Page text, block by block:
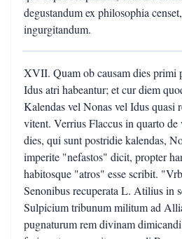
degustandum ex philosophia
ingurgitandum.
XVII. Quam ob causam dies primi
Idus atri habeantur; et cur diem
Kalendas vel Nonas vel Idus quasi
vitent. Verrius Flaccus in quarto
dies, qui sunt postridie kalendas,
imperite "nefastos" dicit, propter
habitosque "atros" esse scribit.
Senonibus recuperata L. Atilius in
Sulpicium tribunum militum ad
pugnaturum rem divinam